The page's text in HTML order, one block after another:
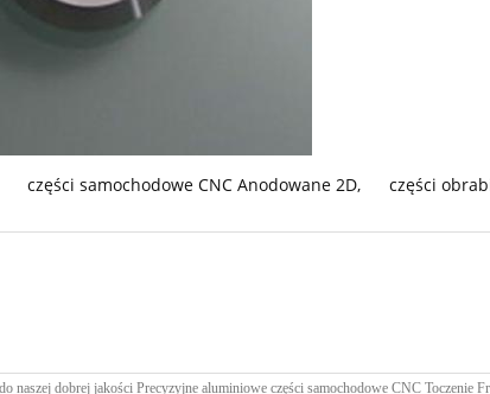
części samochodowe CNC Anodowane 2D, części